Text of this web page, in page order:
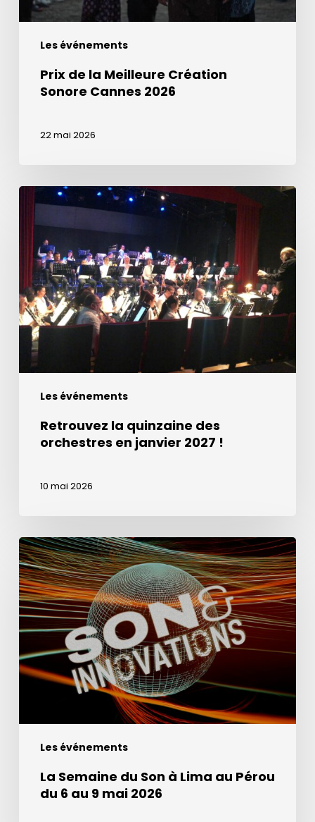
Les événements
Prix de la Meilleure Création
Sonore Cannes 2026
22 mai 2026
Les événements
Retrouvez
quinzaine
orchestres
en
janvier
2027
Retrouvez la quinzaine des
orchestres en janvier 2027 !
10 mai 2026
Les événements
La
Semaine
du
Son
à
au
Pérou
2026La Semaine du Son à Lima au Pérou
du 6 au 9 mai 2026